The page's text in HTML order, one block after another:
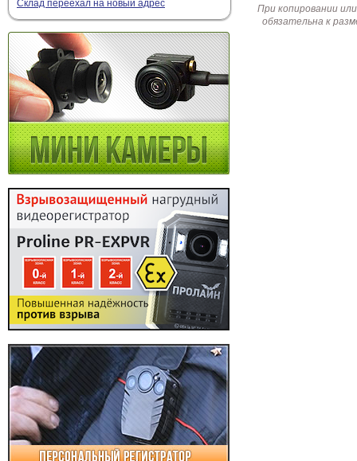
Склад переехал на новый адрес
При копировании
обязательна к